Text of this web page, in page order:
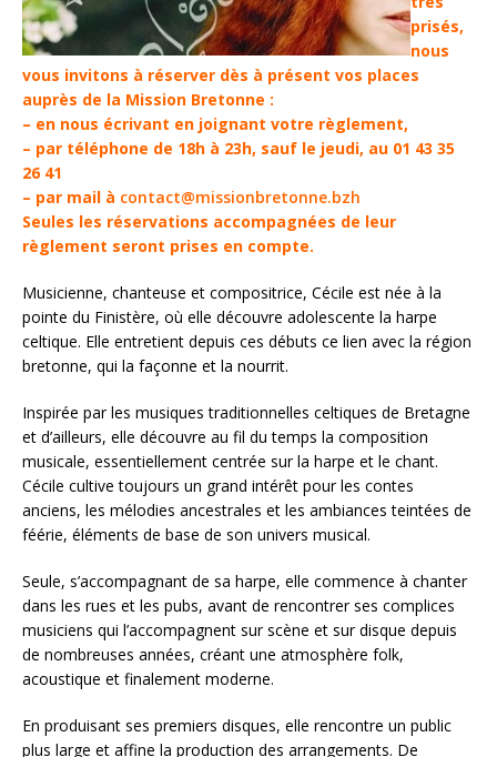
prisés,
nous
vous invitons à réserver dès à présent vos places
auprès de la Mission Bretonne :
– en nous écrivant en joignant votre règlement,
– par téléphone de 18h à 23h, sauf le jeudi, au 01 43 35
26 41
– par mail à contact@missionbretonne.bzh
Seules les réservations accompagnées de leur
règlement seront prises en compte.
Musicienne, chanteuse et compositrice, Cécile est née à la
pointe du Finistère, où elle découvre adolescente la harpe
celtique. Elle entretient depuis ces débuts ce lien avec la région
bretonne, qui la façonne et la nourrit.
Inspirée par les musiques traditionnelles celtiques de Bretagne
et d’ailleurs, elle découvre au fil du temps la composition
musicale, essentiellement centrée sur la harpe et le chant.
Cécile cultive toujours un grand intérêt pour les contes
anciens, les mélodies ancestrales et les ambiances teintées de
féérie, éléments de base de son univers musical.
Seule, s’accompagnant de sa harpe, elle commence à chanter
dans les rues et les pubs, avant de rencontrer ses complices
musiciens qui l’accompagnent sur scène et sur disque depuis
de nombreuses années, créant une atmosphère folk,
acoustique et finalement moderne.
En produisant ses premiers disques, elle rencontre un public
plus large et affine la production des arrangements. De